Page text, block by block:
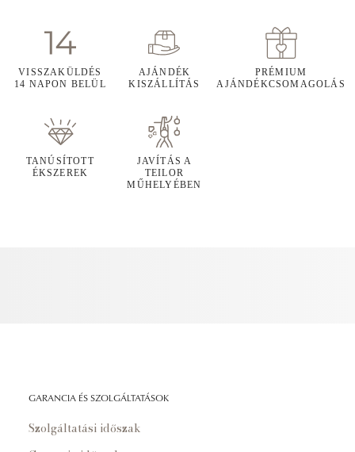
VISSZAKÜLDÉS
14 NAPON BELÜL
AJÁNDÉK
KISZÁLLÍTÁS
PRÉMIUM
AJÁNDÉKCSOMAGOLÁS
TANÚSÍTOTT
ÉKSZEREK
JAVÍTÁS A
TEILOR
MŰHELYÉBEN
GARANCIA ÉS SZOLGÁLTATÁSOK
Szolgáltatási időszak